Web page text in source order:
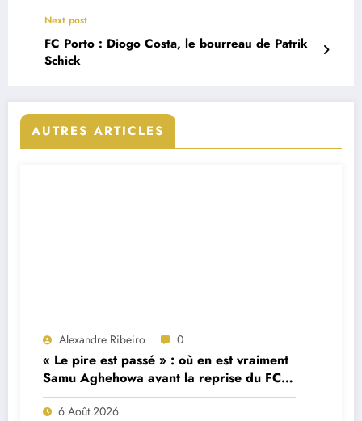
Next post
FC Porto : Diogo Costa, le bourreau de Patrik
Schick
AUTRES ARTICLES
Alexandre Ribeiro 0
« Le pire est passé » : où en est vraiment
Samu Aghehowa avant la reprise du FC
Porto ?
6 Août 2026